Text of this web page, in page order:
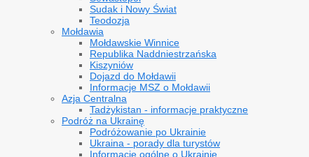
Sudak i Nowy Świat
Teodozja
Mołdawia
Mołdawskie Winnice
Republika Naddniestrzańska
Kiszyniów
Dojazd do Mołdawii
Informacje MSZ o Mołdawii
Azja Centralna
Tadżykistan - informacje praktyczne
Podróż na Ukrainę
Podróżowanie po Ukrainie
Ukraina - porady dla turystów
Informacje ogólne o Ukrainie